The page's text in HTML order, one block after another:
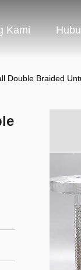
Kami
Double Braided